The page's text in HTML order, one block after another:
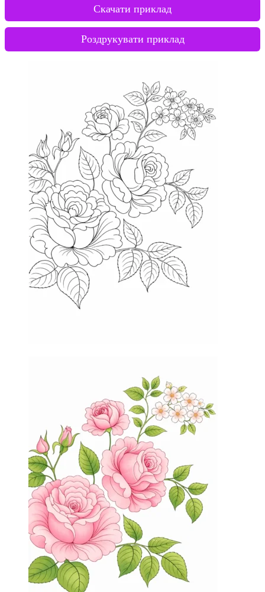
Скачати приклад
Роздрукувати приклад